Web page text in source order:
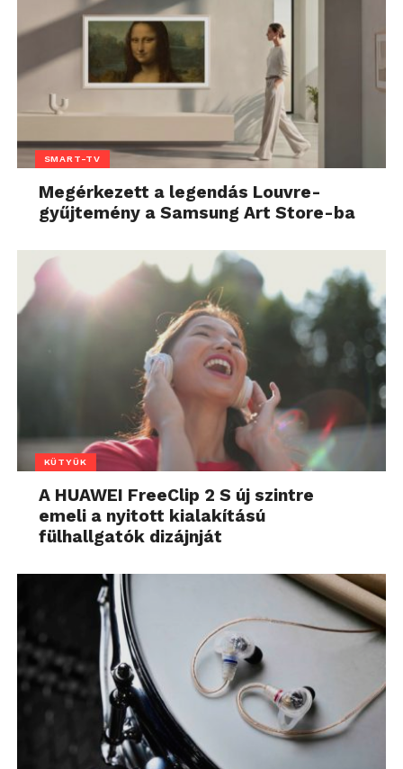
SMART-TV
Megérkezett a legendás Louvre-
gyűjtemény a Samsung Art Store-ba
KÜTYÜK
A HUAWEI FreeClip 2 S új szintre
emeli a nyitott kialakítású
fülhallgatók dizájnját